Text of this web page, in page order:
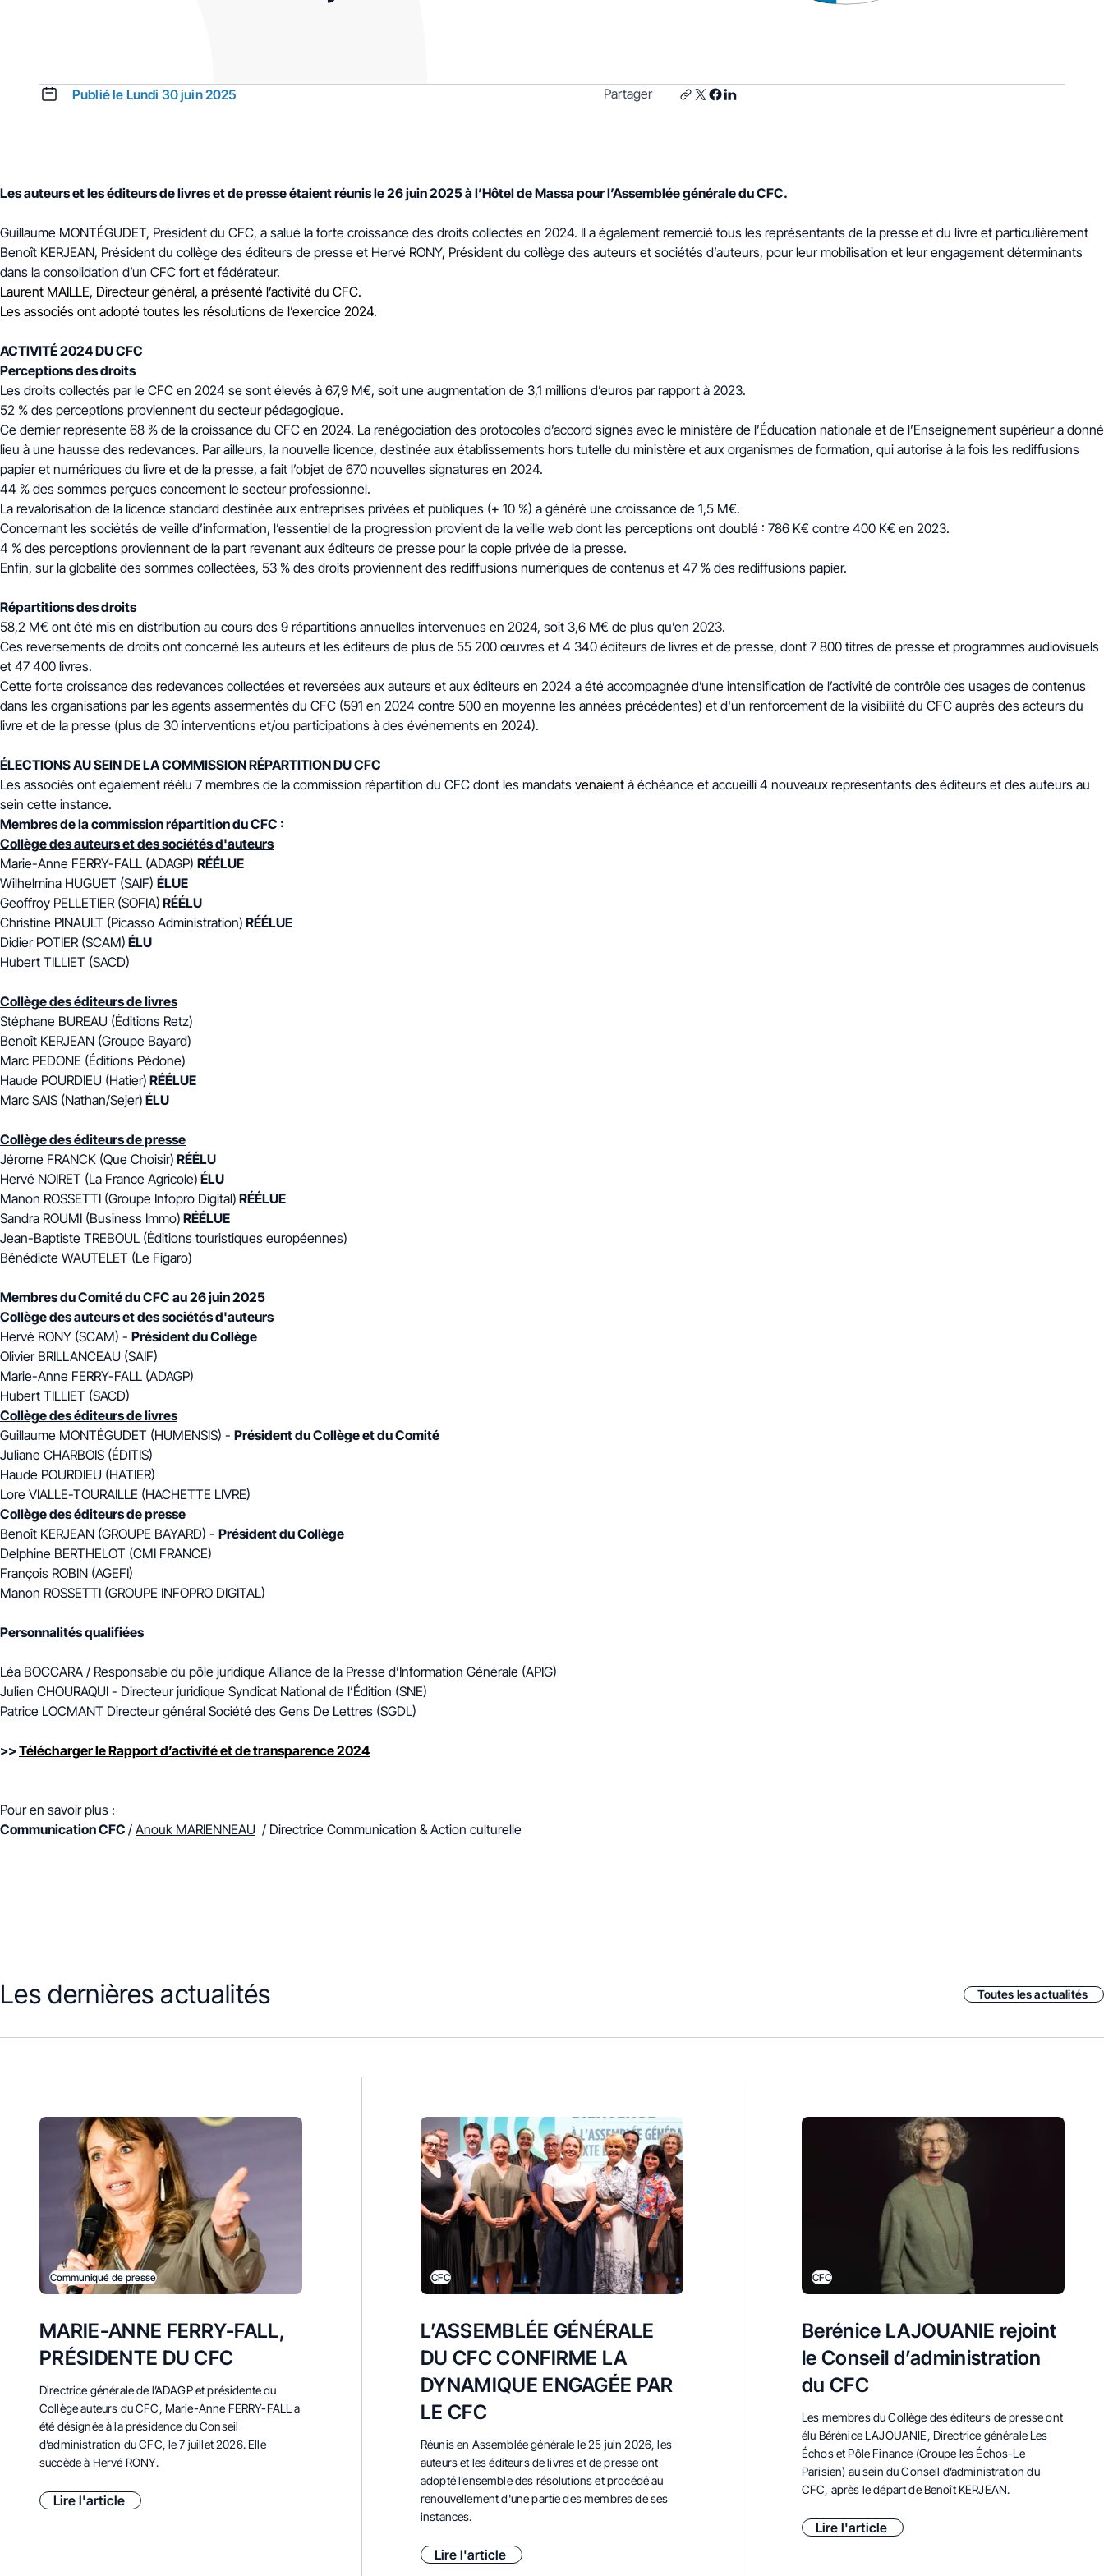
Publié le Lundi 30 juin 2025 Partager
Les auteurs et les éditeurs de livres et de presse étaient réunis le 26 juin 2025 à l’Hôtel de Massa pour l’Assemblée générale du CFC.
Guillaume MONTÉGUDET, Président du CFC, a salué la forte croissance des droits collectés en 2024. Il a également remercié tous les représentants de la presse et du livre et particulièrement
Benoît KERJEAN, Président du collège des éditeurs de presse et Hervé RONY, Président du collège des auteurs et sociétés d’auteurs, pour leur mobilisation et leur engagement déterminants
dans la consolidation d’un CFC fort et fédérateur.
Laurent MAILLE, Directeur général, a présenté l’activité du CFC.
Les associés ont adopté toutes les résolutions de l’exercice 2024.
ACTIVITÉ 2024 DU CFC
Perceptions des droits
Les droits collectés par le CFC en 2024 se sont élevés à 67,9 M€, soit une augmentation de 3,1 millions d’euros par rapport à 2023.
52 % des perceptions proviennent du secteur pédagogique.
Ce dernier représente 68 % de la croissance du CFC en 2024. La renégociation des protocoles d’accord signés avec le ministère de l’Éducation nationale et de l’Enseignement supérieur a donné
lieu à une hausse des redevances. Par ailleurs, la nouvelle licence, destinée aux établissements hors tutelle du ministère et aux organismes de formation, qui autorise à la fois les rediffusions
papier et numériques du livre et de la presse, a fait l’objet de 670 nouvelles signatures en 2024.
44 % des sommes perçues concernent le secteur professionnel.
La revalorisation de la licence standard destinée aux entreprises privées et publiques (+ 10 %) a généré une croissance de 1,5 M€.
Concernant les sociétés de veille d’information, l’essentiel de la progression provient de la veille web dont les perceptions ont doublé : 786 K€ contre 400 K€ en 2023.
4 % des perceptions proviennent de la part revenant aux éditeurs de presse pour la copie privée de la presse.
Enfin, sur la globalité des sommes collectées, 53 % des droits proviennent des rediffusions numériques de contenus et 47 % des rediffusions papier.
Répartitions des droits
58,2 M€ ont été mis en distribution au cours des 9 répartitions annuelles intervenues en 2024, soit 3,6 M€ de plus qu’en 2023.
Ces reversements de droits ont concerné les auteurs et les éditeurs de plus de 55 200 œuvres et 4 340 éditeurs de livres et de presse, dont 7 800 titres de presse et programmes audiovisuels
et 47 400 livres.
Cette forte croissance des redevances collectées et reversées aux auteurs et aux éditeurs en 2024 a été accompagnée d’une intensification de l’activité de contrôle des usages de contenus
dans les organisations par les agents assermentés du CFC (591 en 2024 contre 500 en moyenne les années précédentes) et d'un renforcement de la visibilité du CFC auprès des acteurs du
livre et de la presse (plus de 30 interventions et/ou participations à des événements en 2024).
ÉLECTIONS AU SEIN DE LA COMMISSION RÉPARTITION DU CFC
Les associés ont également réélu 7 membres de la commission répartition du CFC dont les mandats venaient à échéance et accueilli 4 nouveaux représentants des éditeurs et des auteurs au
sein cette instance.
Membres de la commission répartition du CFC :
Collège des auteurs et des sociétés d'auteurs
Marie-Anne FERRY-FALL (ADAGP) RÉÉLUE
Wilhelmina HUGUET (SAIF) ÉLUE
Geoffroy PELLETIER (SOFIA) RÉÉLU
Christine PINAULT (Picasso Administration) RÉÉLUE
Didier POTIER (SCAM) ÉLU
Hubert TILLIET (SACD)
Collège des éditeurs de livres
Stéphane BUREAU (Éditions Retz)
Benoît KERJEAN (Groupe Bayard)
Marc PEDONE (Éditions Pédone)
Haude POURDIEU (Hatier) RÉÉLUE
Marc SAIS (Nathan/Sejer) ÉLU
Collège des éditeurs de presse
Jérome FRANCK (Que Choisir) RÉÉLU
Hervé NOIRET (La France Agricole) ÉLU
Manon ROSSETTI (Groupe Infopro Digital) RÉÉLUE
Sandra ROUMI (Business Immo) RÉÉLUE
Jean-Baptiste TREBOUL (Éditions touristiques européennes)
Bénédicte WAUTELET (Le Figaro)
Membres du Comité du CFC au 26 juin 2025
Collège des auteurs et des sociétés d'auteurs
Hervé RONY (SCAM) - Président du Collège
Olivier BRILLANCEAU (SAIF)
Marie-Anne FERRY-FALL (ADAGP)
Hubert TILLIET (SACD)
Collège des éditeurs de livres
Guillaume MONTÉGUDET (HUMENSIS) - Président du Collège et du Comité
Juliane CHARBOIS (ÉDITIS)
Haude POURDIEU (HATIER)
Lore VIALLE-TOURAILLE (HACHETTE LIVRE)
Collège des éditeurs de presse
Benoît KERJEAN (GROUPE BAYARD) - Président du Collège
Delphine BERTHELOT (CMI FRANCE)
François ROBIN (AGEFI)
Manon ROSSETTI (GROUPE INFOPRO DIGITAL)
Personnalités qualifiées
Léa BOCCARA / Responsable du pôle juridique Alliance de la Presse d’Information Générale (APIG)
Julien CHOURAQUI - Directeur juridique Syndicat National de l’Édition (SNE)
Patrice LOCMANT Directeur général Société des Gens De Lettres (SGDL)
>>Télécharger le Rapport d’activité et de transparence 2024
Pour en savoir plus :
Communication CFC / Anouk MARIENNEAU / Directrice Communication & Action culturelle
Les dernières actualités Toutes les actualités
Communiqué de presse
MARIE-ANNE FERRY-FALL,
PRÉSIDENTE DU CFC
Directrice générale de l’ADAGP et présidente du
Collège auteurs du CFC, Marie-Anne FERRY-FALL a
été désignée à la présidence du Conseil
d’administration du CFC, le 7 juillet 2026. Elle
succède à Hervé RONY.
Lire l'article
CFC
L’ASSEMBLÉE GÉNÉRALE
DU CFC CONFIRME LA
DYNAMIQUE ENGAGÉE PAR
LE CFC
Réunis en Assemblée générale le 25 juin 2026,les
auteurs et les éditeurs de livres et de presse ont
adopté l’ensemble des résolutions et procédé au
renouvellement d'une partie des membres de ses
instances.
Lire l'article
CFC
Berénice LAJOUANIE rejoint
le Conseil d’administration
du CFC
Les membres du Collège des éditeurs de presse ont
élu Bérénice LAJOUANIE, Directrice générale Les
Échos et Pôle Finance (Groupe les Échos-Le
Parisien) au sein du Conseil d’administration du
CFC, après le départ de Benoît KERJEAN.
Lire l'article